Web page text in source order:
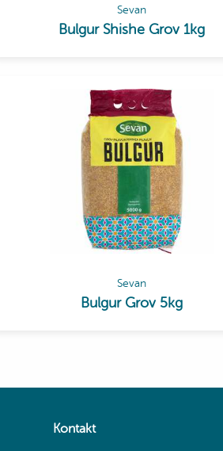
Sevan
Bulgur Shishe Grov 1kg
Sevan
Bulgur Grov 5kg
Kontakt